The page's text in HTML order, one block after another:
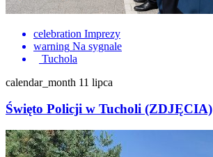
celebration Imprezy
warning Na sygnale
Tuchola
calendar_month 11 lipca
Święto Policji w Tucholi (ZDJĘCIA)